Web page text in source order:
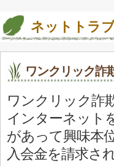
ネットトラ
ワンクリック詐
ワンクリック詐
インターネット
があって興味本
入会金を請求さ